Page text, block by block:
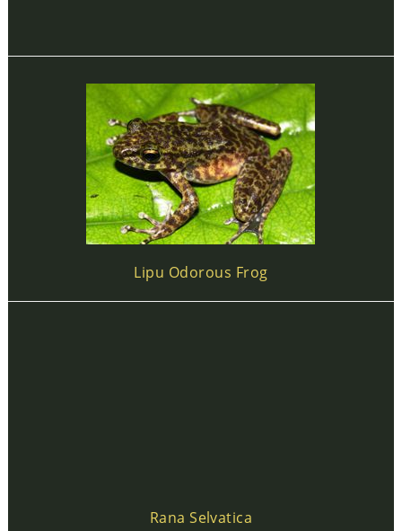
Lipu Odorous Frog
Rana Selvatica